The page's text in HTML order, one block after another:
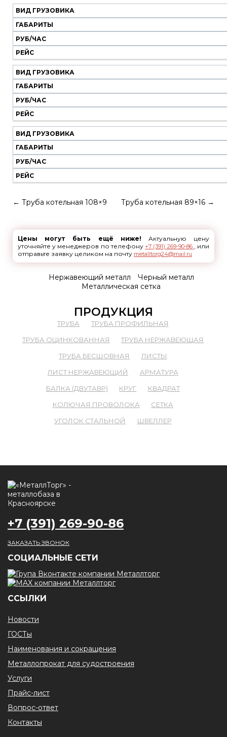
ВИД ГРУЗОВИКА
ГАБАРИТЫ
РУБ/ЧАС
РЕЙС
ВИД ГРУЗОВИКА
ГАБАРИТЫ
РУБ/ЧАС
РЕЙС
ВИД ГРУЗОВИКА
ГАБАРИТЫ
РУБ/ЧАС
РЕЙС
← Труба котельная 108×9 Труба котельная 89×16 →
Цены могут быть ещё ниже! Актуальную цену
уточняйте у менеджеров по телефону +7 (391) 269-90-86 , или
отправьте заявку целиком на почту metalltorg24@mail.ru
Нержавеющий металл
Черный металл
Металлическая сетка
ПРОДУКЦИЯ
ТРУБА
ТРУБА ПРОФИЛЬНАЯ
ТРУБА ОЦИНКОВАННАЯ
ТРУБА НЕРЖАВЕЮЩАЯ
ТРУБА БЕСШОВНАЯ
ЛИСТЫ
ЛИСТ НЕРЖАВЕЮЩИЙ
АРМАТУРА
БАЛКА (ДВУТАВР)
КРУГ
КВАДРАТ
КОЛЮЧАЯ ПРОВОЛОКА
СЕТКА
УГОЛОК СТАЛЬНОЙ
ШВЕЛЛЕР
+7 (391) 269-90-86
ЗАКАЗАТЬ ЗВОНОК
CОЦИАЛЬНЫЕ СЕТИ
ССЫЛКИ
Новости
ГОСТы
Наименования и сокращения
Металлопрокат для судостроения
Услуги
Прайс-лист
Вопрос-ответ
Контакты